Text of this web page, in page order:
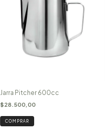
Jarra Pitcher 600cc
$28.500,00